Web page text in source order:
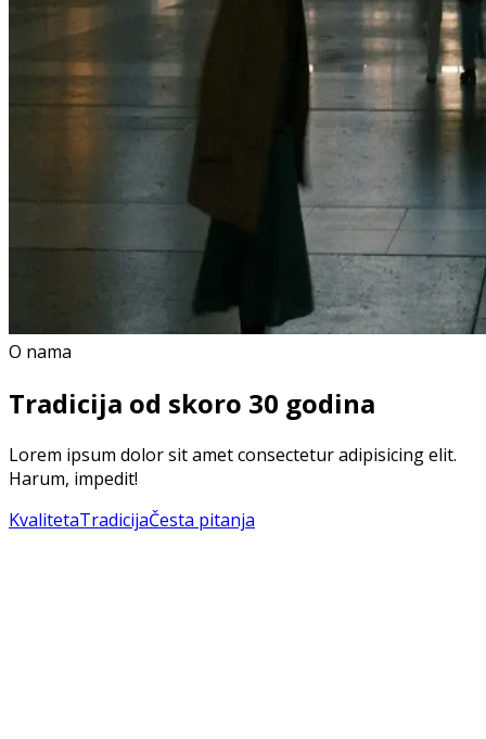
O nama
Tradicija od skoro 30 godina
Lorem ipsum dolor sit amet consectetur adipisicing elit.
Harum, impedit!
KvalitetaTradicijaČesta pitanja